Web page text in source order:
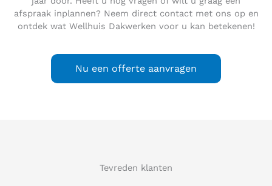
afspraak inplannen? Neem direct contact met ons op en
ontdek wat Wellhuis Dakwerken voor u kan betekenen!
Nu een offerte aanvragen
Tevreden klanten